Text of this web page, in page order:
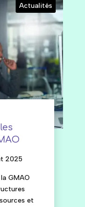
Actualités
2025
GMAO
et